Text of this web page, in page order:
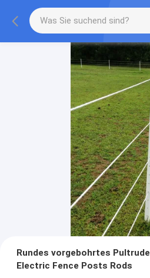
Rundes vorgebohrtes
Electric Fence Posts Rods